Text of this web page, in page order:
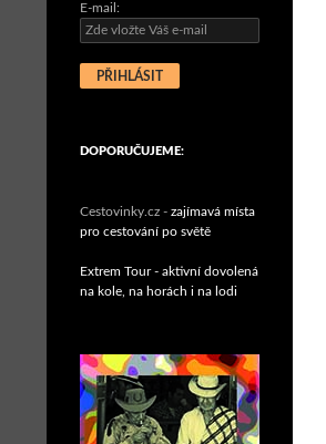
E-mail:
DOPORUČUJEME:
Cestovinky.cz - zajímavá místa
pro cestování po světě
Extrem Tour - aktivní dovolená
na kole, na horách i na lodi